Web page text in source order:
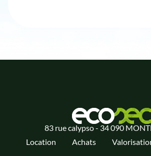
83 rue calypso - 34 090
Location
Achats